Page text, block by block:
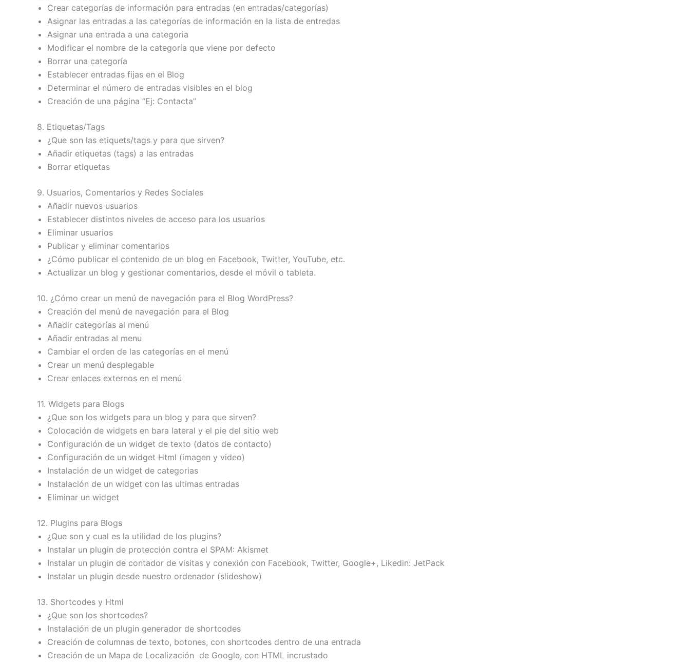
Crear categorías de información para entradas (en entradas/categorías)
Asignar las entradas a las categorías de información en la lista de entredas
Asignar una entrada a una categoria
Modificar el nombre de la categoría que viene por defecto
Borrar una categoría
Establecer entradas fijas en el Blog
Determinar el número de entradas visibles en el blog
Creación de una página “Ej: Contacta”
8. Etiquetas/Tags
¿Que son las etiquets/tags y para que sirven?
Añadir etiquetas (tags) a las entradas
Borrar etiquetas
9. Usuarios, Comentarios y Redes Sociales
Añadir nuevos usuarios
Establecer distintos niveles de acceso para los usuarios
Eliminar usuarios
Publicar y eliminar comentarios
¿Cómo publicar el contenido de un blog en Facebook, Twitter, YouTube, etc.
Actualizar un blog y gestionar comentarios, desde el móvil o tableta.
10. ¿Cómo crear un menú de navegación para el Blog WordPress?
Creación del menú de navegación para el Blog
Añadir categorías al menú
Añadir entradas al menu
Cambiar el orden de las categorías en el menú
Crear un menú desplegable
Crear enlaces externos en el menú
11. Widgets para Blogs
¿Que son los widgets para un blog y para que sirven?
Colocación de widgets en bara lateral y el pie del sitio web
Configuración de un widget de texto (datos de contacto)
Configuración de un widget Html (imagen y video)
Instalación de un widget de categorias
Instalación de un widget con las ultimas entradas
Eliminar un widget
12. Plugins para Blogs
¿Que son y cual es la utilidad de los plugins?
Instalar un plugin de protección contra el SPAM: Akismet
Instalar un plugin de contador de visitas y conexión con Facebook, Twitter, Google+, Likedin: JetPack
Instalar un plugin desde nuestro ordenador (slideshow)
13. Shortcodes y Html
¿Que son los shortcodes?
Instalación de un plugin generador de shortcodes
Creación de columnas de texto, botones, con shortcodes dentro de una entrada
Creación de un Mapa de Localización de Google, con HTML incrustado